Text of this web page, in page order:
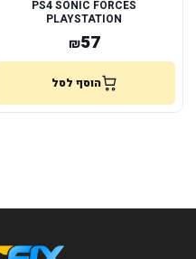
PS4 SONIC FORCES
PLAYSTATION
₪57
הוסף לסל